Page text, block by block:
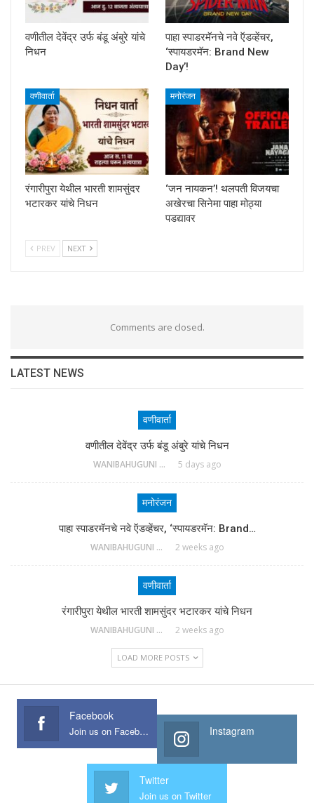
वणीतील देवेंद्र उर्फ बंडू अंबुरे यांचे
निधन
पाहा स्पाडरमॅनचे नवे ऍडव्हेंचर,
‘स्पायडरमॅन: Brand New
Day’!
वणीवार्ता
रंगारीपुरा येथील भारती शामसुंदर
भटारकर यांचे निधन
मनोरंजन
‘जन नायकन’! थलपती विजयचा
अखेरचा सिनेमा पाहा मोठ्या
पडद्यावर
PREV NEXT
Comments are closed.
LATEST NEWS
वणीवार्ता
वणीतील देवेंद्र उर्फ बंडू अंबुरे यांचे निधन
WANIBAHUGUNI DESK 5 days ago
मनोरंजन
पाहा स्पाडरमॅनचे नवे ऍडव्हेंचर, ‘स्पायडरमॅन: Brand…
WANIBAHUGUNI DESK 2 weeks ago
वणीवार्ता
रंगारीपुरा येथील भारती शामसुंदर भटारकर यांचे निधन
WANIBAHUGUNI DESK 2 weeks ago
LOAD MORE POSTS
Facebook
Join us on Facebook Instagram
Twitter
Join us on Twitter